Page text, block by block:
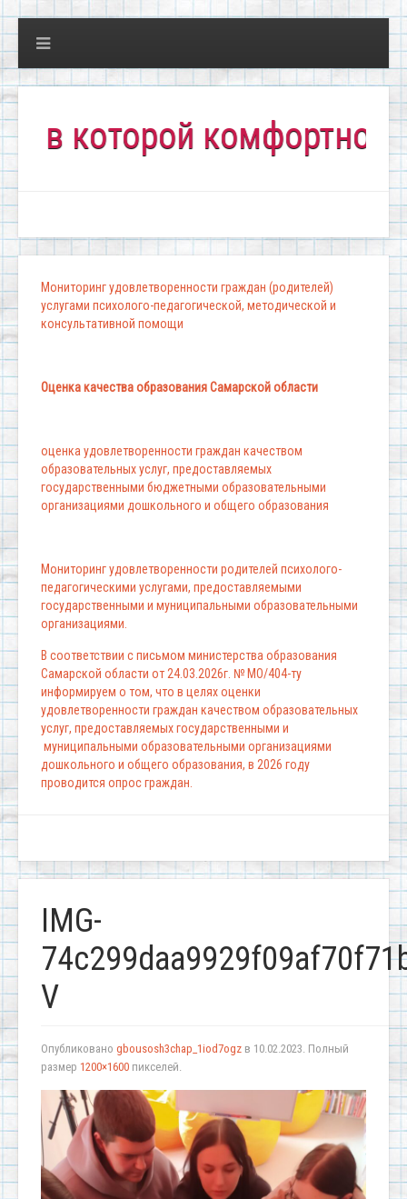
комфортно всем!"
Мониторинг удовлетворенности граждан (родителей)
услугами психолого-педагогической, методической и
консультативной помощи
Оценка качества образования Самарской области
оценка удовлетворенности граждан качеством
образовательных услуг, предоставляемых
государственными бюджетными образовательными
организациями дошкольного и общего образования
Мониторинг удовлетворенности родителей психолого-
педагогическими услугами, предоставляемыми
государственными и муниципальными образовательными
организациями.
В соответствии с письмом министерства образования
Самарской области от 24.03.2026г. № МО/404-ту
информируем о том, что в целях оценки
удовлетворенности граждан качеством образовательных
услуг, предоставляемых государственными и
муниципальными образовательными организациями
дошкольного и общего образования, в 2026 году
проводится опрос граждан.
IMG-
V
Опубликовано gbousosh3chap_1iod7ogz в 10.02.2023. Полный
размер 1200×1600 пикселей.